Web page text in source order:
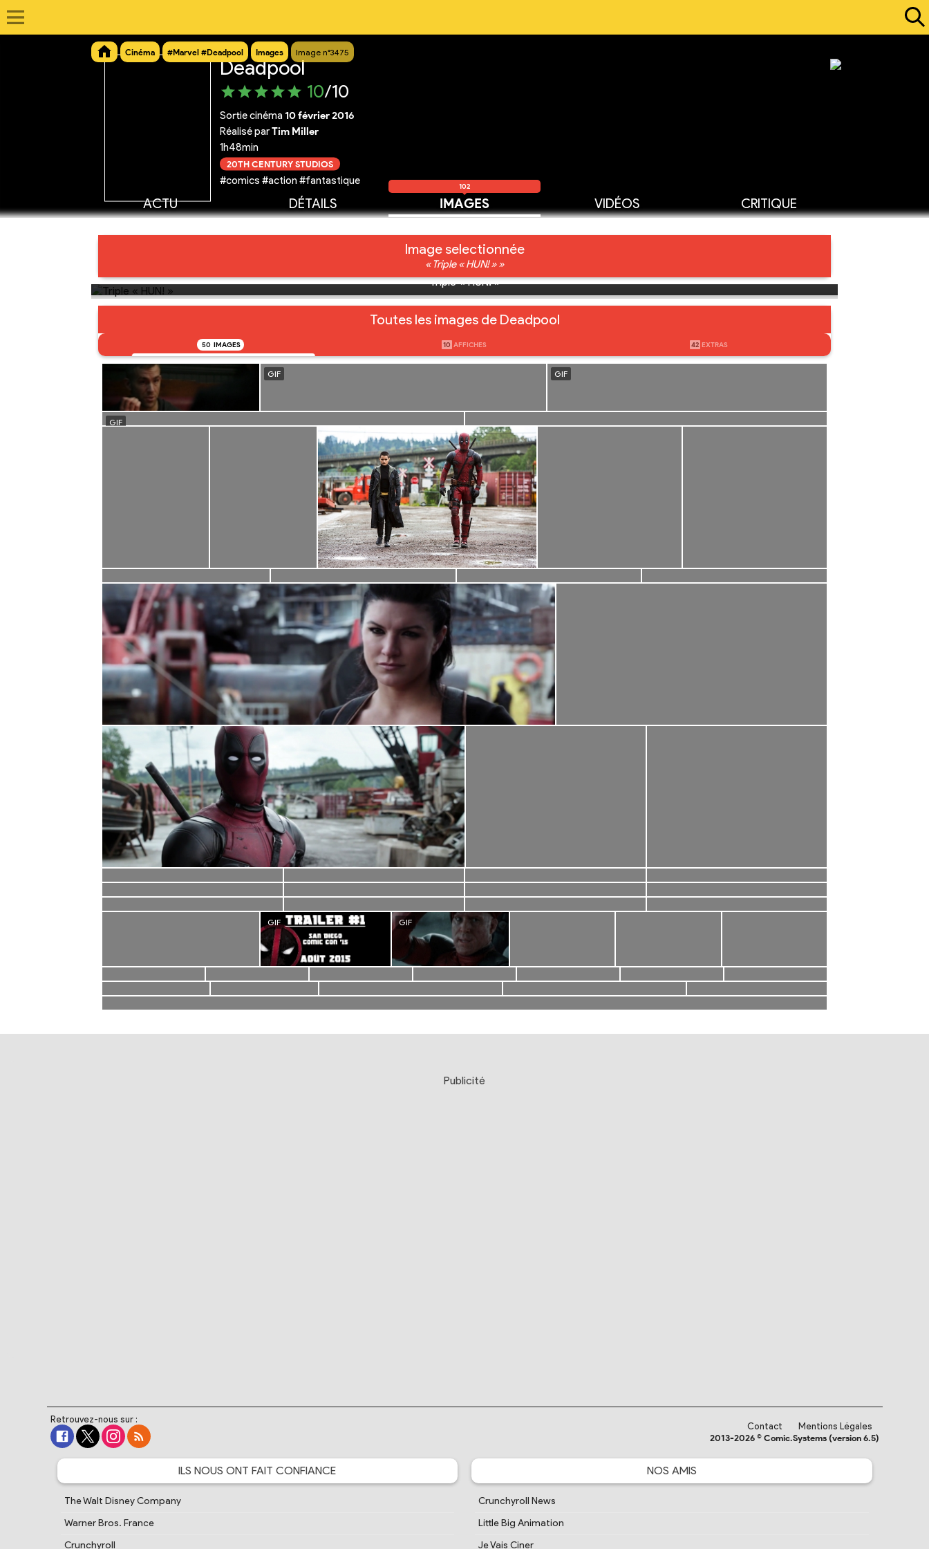
Cinéma #Marvel #Deadpool Images Image n°3475
Deadpool
10/10
Sortie cinéma10 février 2016
Réalisé parTim Miller
1h48min
20TH CENTURY STUDIOS
#comics #action #fantastique
ACTU DÉTAILS IMAGES
102
VIDÉOS CRITIQUE
Image selectionnée
« Triple « HUN! » »
Triple « HUN! »
Toutes les images de Deadpool
50 IMAGES 10 AFFICHES 42 EXTRAS
Publicité
Retrouvez-nous sur :
Contact
Mentions Légales
2013-2026 © Comic.Systems (version 6.5)
ILS NOUS ONT FAIT CONFIANCE
The Walt Disney Company
Warner Bros. France
Crunchyroll
NOS AMIS
Crunchyroll News
Little Big Animation
Je Vais Ciner